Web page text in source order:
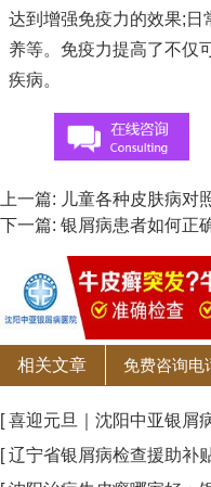
达到增强免疫力的效果;日
养等。免疫力提高了不仅
疾病。
上一篇: 儿童各种皮肤病对
下一篇: 银屑病患者如何正
相关文章 免费咨询电
[ 喜迎元旦｜沈阳中亚银屑
[ 辽宁省银屑病检查援助补